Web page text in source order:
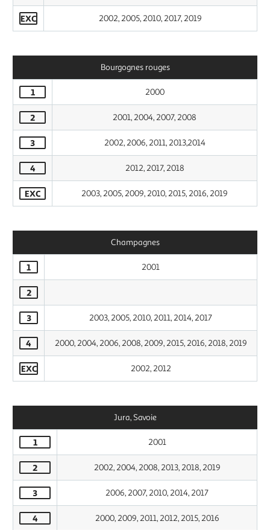
EXC 2002, 2005, 2010, 2017, 2019
Bourgognes rouges
1 2000
2 2001, 2004, 2007, 2008
3 2002, 2006, 2011, 2013,2014
4 2012, 2017, 2018
EXC 2003, 2005, 2009, 2010, 2015, 2016, 2019
Champagnes
1 2001
2
3 2003, 2005, 2010, 2011, 2014, 2017
4 2000, 2004, 2006, 2008, 2009, 2015, 2016, 2018, 2019
EXC 2002, 2012
Jura, Savoie
1 2001
2 2002, 2004, 2008, 2013, 2018, 2019
3 2006, 2007, 2010, 2014, 2017
4 2000, 2009, 2011, 2012, 2015, 2016